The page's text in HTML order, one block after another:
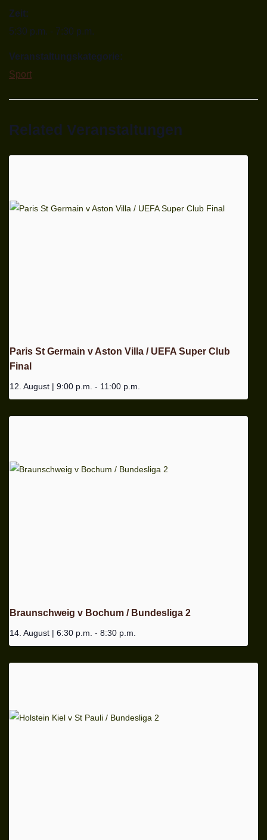
Zeit:
5:30 p.m. - 7:30 p.m.
Veranstaltungskategorie:
Sport
Related Veranstaltungen
Paris St Germain v Aston Villa / UEFA Super Club
Final
12. August | 9:00 p.m. - 11:00 p.m.
Braunschweig v Bochum / Bundesliga 2
14. August | 6:30 p.m. - 8:30 p.m.